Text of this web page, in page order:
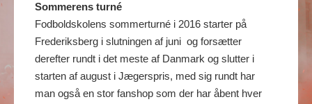
Sommerens turné
Fodboldskolens sommerturné i 2016 starter på
Frederiksberg i slutningen af juni og forsætter
derefter rundt i det meste af Danmark og slutter i
starten af august i Jægerspris, med sig rundt har
man også en stor fanshop som der har åbent hver